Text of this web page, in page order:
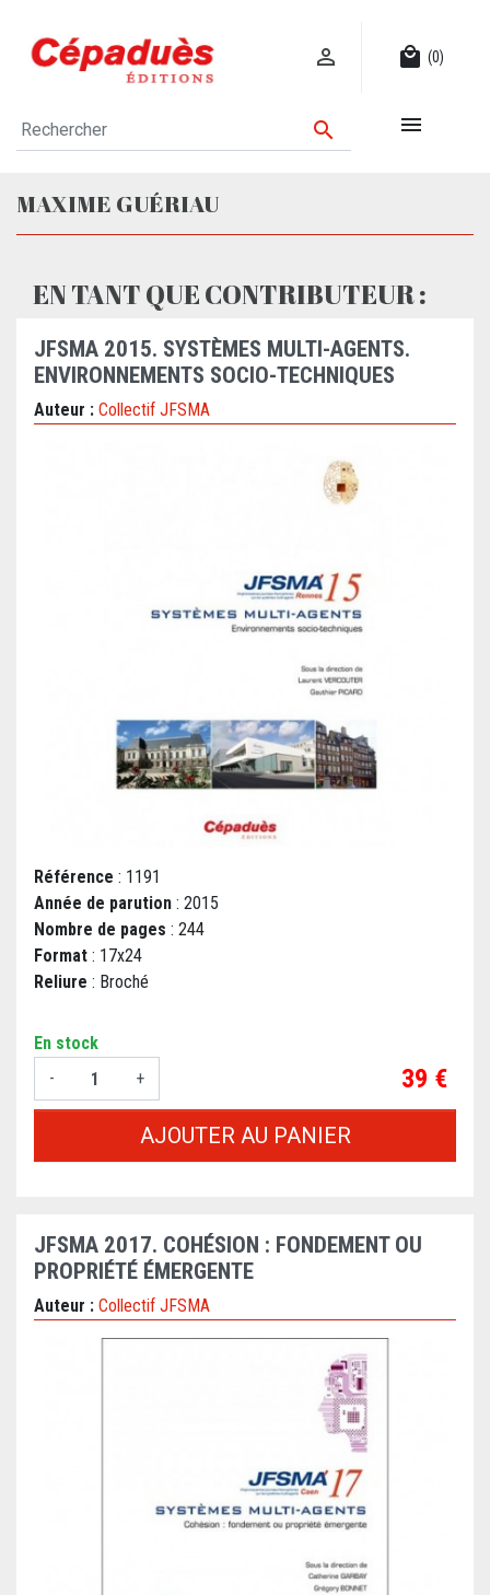
 local_mall (0)
 
MAXIME GUÉRIAU
EN TANT QUE CONTRIBUTEUR :
JFSMA 2015. SYSTÈMES MULTI-AGENTS.
ENVIRONNEMENTS SOCIO-TECHNIQUES
Auteur : Collectif JFSMA
Référence : 1191
Année de parution : 2015
Nombre de pages : 244
Format : 17x24
Reliure : Broché
En stock
-
+ Prix
39 €
AJOUTER AU PANIER
JFSMA 2017. COHÉSION : FONDEMENT OU
PROPRIÉTÉ ÉMERGENTE
Auteur : Collectif JFSMA